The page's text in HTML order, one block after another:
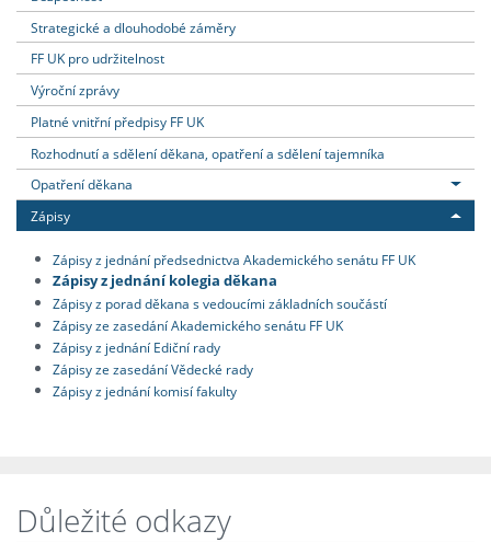
Strategické a dlouhodobé záměry
FF UK pro udržitelnost
Výroční zprávy
Platné vnitřní předpisy FF UK
Rozhodnutí a sdělení děkana, opatření a sdělení tajemníka
Opatření děkana
Zápisy
Zápisy z jednání předsednictva Akademického senátu FF UK
Zápisy z jednání kolegia děkana
Zápisy z porad děkana s vedoucími základních součástí
Zápisy ze zasedání Akademického senátu FF UK
Zápisy z jednání Ediční rady
Zápisy ze zasedání Vědecké rady
Zápisy z jednání komisí fakulty
Důležité odkazy